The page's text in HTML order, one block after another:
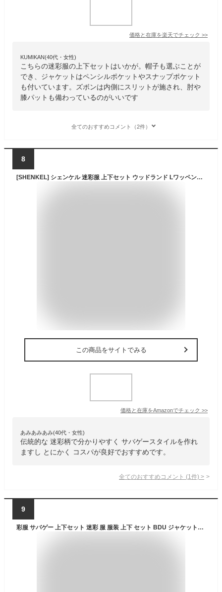
価格と在庫を楽天でチェック >>
KUMIKAN(40代・女性)
こちらの迷彩服の上下セットはいかが。帽子も選ぶことが
でき、ジャケットはペンシルポケットやスナップポケット
も付いています。ズボンは内側にスリットが施され、肘や
膝パットも備わっているのがいいです
全てのおすすめコメント（2件）
8
[SHENKEL] シェンケル 迷彩服 上下セット ウッドランド Lワッペン付き BDU サバゲー 装備 BDU サバイバルゲーム
この商品をサイトでみる
価格と在庫をAmazonでチェック >>
あみあみあみ(40代・女性)
伝統的な 迷彩柄で分かりやすく サバゲースタイルを作れ
ますし とにかく コスパが良好でおすすめです。
全てのおすすめコメント (1 件) >
9
彩服 サバゲー 上下セット 迷彩 服 服装 上下 セット BDU ジャケットパンツセット+ブーニーハットキラーキャップ サバゲー サバイバルゲーム ミリタリー コスプレ 米軍 戦闘服 送料無料 【あす楽】